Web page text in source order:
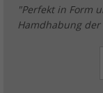
"Perfekt in Form
Hamdhabung der